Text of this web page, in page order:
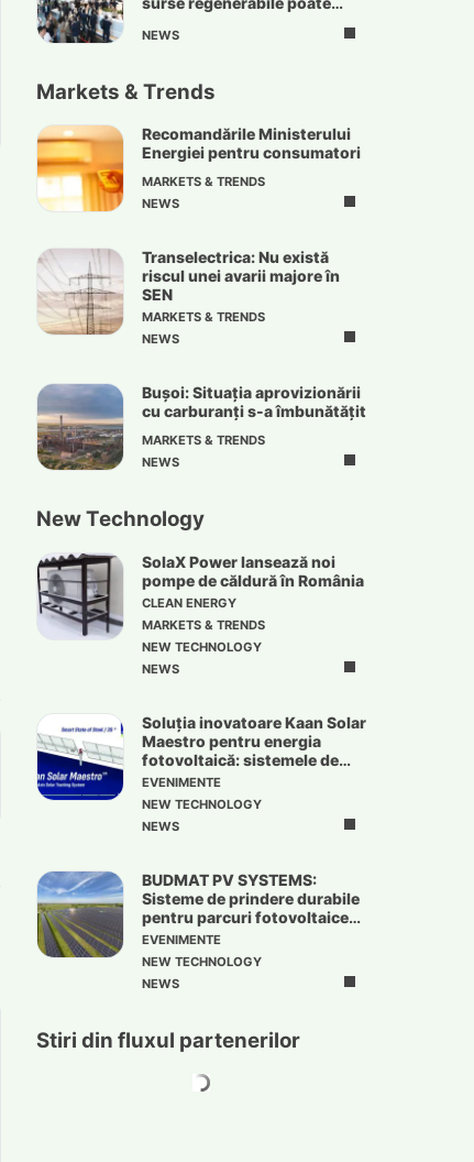
NEWS
Markets & Trends
Recomandările Ministerului
Energiei pentru consumatori
MARKETS & TRENDS
NEWS
Transelectrica: Nu există
riscul unei avarii majore în
SEN
MARKETS & TRENDS
NEWS
Bușoi: Situația aprovizionării
cu carburanți s-a îmbunătățit
MARKETS & TRENDS
NEWS
New Technology
SolaX Power lansează noi
pompe de căldură în România
CLEAN ENERGY
MARKETS & TRENDS
NEW TECHNOLOGY
NEWS
Soluția inovatoare Kaan Solar
Maestro pentru energia
fotovoltaică: sistemele de
urmărire solară
EVENIMENTE
NEW TECHNOLOGY
NEWS
BUDMAT PV SYSTEMS:
Sisteme de prindere durabile
pentru parcuri fotovoltaice
de mari dimensiuni
EVENIMENTE
NEW TECHNOLOGY
NEWS
Stiri din fluxul partenerilor